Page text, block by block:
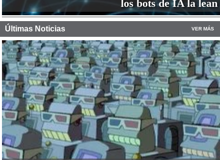
los bots de IA la lean
Últimas Noticias VER MÁS